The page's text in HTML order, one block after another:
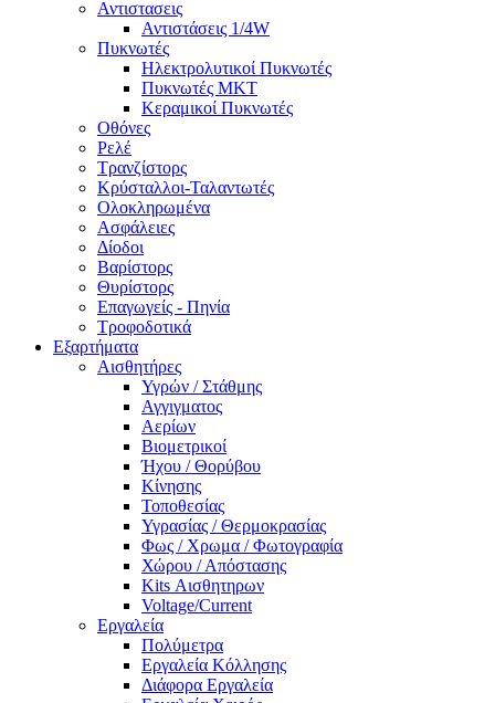
Αντιστασεις
Αντιστάσεις 1/4W
Πυκνωτές
Ηλεκτρολυτικοί Πυκνωτές
Πυκνωτές MKT
Κεραμικοί Πυκνωτές
Οθόνες
Ρελέ
Τρανζίστορς
Κρύσταλλοι-Ταλαντωτές
Ολοκληρωμένα
Ασφάλειες
Δίοδοι
Βαρίστορς
Θυρίστορς
Επαγωγείς - Πηνία
Τροφοδοτικά
Εξαρτήματα
Αισθητήρες
Υγρών / Στάθμης
Αγγιγματος
Αερίων
Βιομετρικοί
Ήχου / Θορύβου
Κίνησης
Τοποθεσίας
Υγρασίας / Θερμοκρασίας
Φως / Χρωμα / Φωτογραφία
Χώρου / Απόστασης
Kits Αισθητηρων
Voltage/Current
Εργαλεία
Πολύμετρα
Εργαλεία Κόλλησης
Διάφορα Εργαλεία